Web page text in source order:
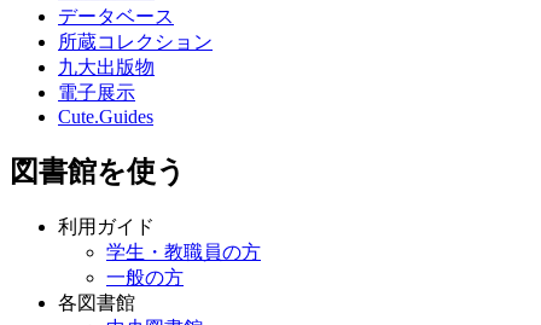
データベース
所蔵コレクション
九大出版物
電子展示
Cute.Guides
図書館を使う
利用ガイド
学生・教職員の方
一般の方
各図書館